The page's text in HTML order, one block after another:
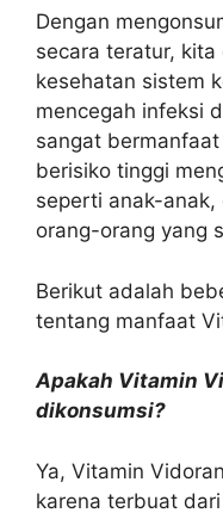
Dengan
secara teratur,
kesehatan sistem
mencegah infeksi
sangat
berisiko tinggi
seperti anak-
orang-orang yang
Berikut adalah
tentang manfaat
Apakah Vitamin
dikonsumsi?
Ya, Vitamin
karena terbuat